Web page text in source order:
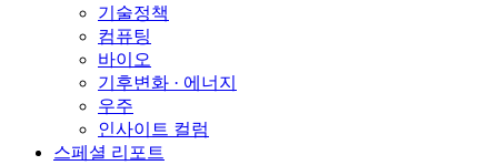
기술정책
컴퓨팅
바이오
기후변화 · 에너지
우주
인사이트 컬럼
스페셜 리포트